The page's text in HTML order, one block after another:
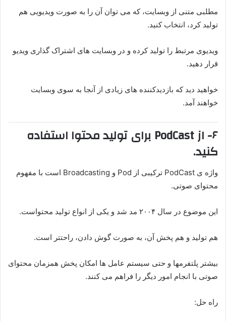
مطلبی متنی از وبسایت، که می توان آن را به صورت ویدیویی هم
تولید کرد، انتخاب کنید.
ویدیوی مرتبط را تولید کرده و در وبسایت های اشتراک گذاری ویدیو
قرار دهید.
خواهید دید که بازدیدکننده های زیادی از آنجا به سوی وبسایت
خواهند آمد.
۶- از PodCast برای تولید محتوا استفاده
کنید.
واژه ی PodCast ترکیبی از Pod و Broadcasting است با مفهوم
محتوای صوتی.
این موضوع در سال ۲۰۰۴ مد شد و یکی از انواع تولید محتواست.
هم تولید و هم پخش آن، به صورت گوش دادن، راحتتر است.
بیشتر پلتفرمها و حتی سیستم عامل ها امکان پخش همزمان محتوای
صوتی با انجام امور دیگر را فراهم می کنند.
راه حل: